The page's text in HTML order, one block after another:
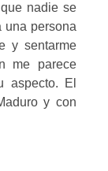
nadie se
una persona
y sentarme
me parece
aspecto. El
y con